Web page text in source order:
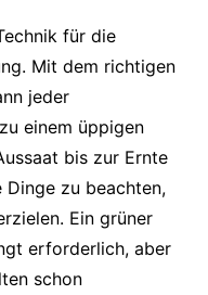
für die
Mit dem richtigen
jeder
einem üppigen
bis zur Ernte
zu beachten,
Ein grüner
erforderlich, aber
schon